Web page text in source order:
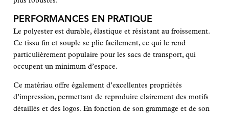
PERFORMANCES EN PRATIQUE
Le polyester est durable, élastique et résistant au froissement.
Ce tissu fin et souple se plie facilement, ce qui le rend
particulièrement populaire pour les sacs de transport, qui
occupent un minimum d’espace.
Ce matériau offre également d’excellentes propriétés
d’impression, permettant de reproduire clairement des motifs
détaillés et des logos. En fonction de son grammage et de son